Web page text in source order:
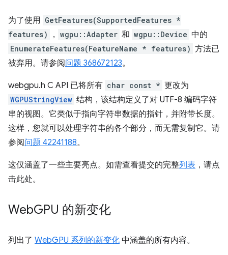
为了使用 GetFeatures(SupportedFeatures *
features)
， wgpu::Adapter 和 wgpu::Device 中的
EnumerateFeatures(FeatureName * features) 方法已
被弃用。请参阅问题 368672123。
webgpu.h C API 已将所有 char const * 更改为
WGPUStringView 结构，该结构定义了对 UTF-8 编码字符
串的视图。它类似于指向字符串数据的指针，并附带长度。
这样，您就可以处理字符串的各个部分，而无需复制它。请
参阅问题 42241188。
这仅涵盖了一些主要亮点。如需查看提交的完整列表 ，请点
击此处。
WebGPU 的新变化
列出了 WebGPU 系列的新变化 中涵盖的所有内容。